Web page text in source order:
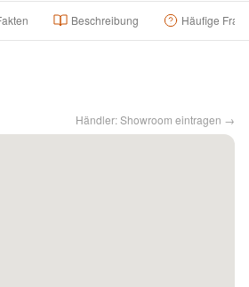
Beschreibung Häufige
Händler: Showroom eintragen →